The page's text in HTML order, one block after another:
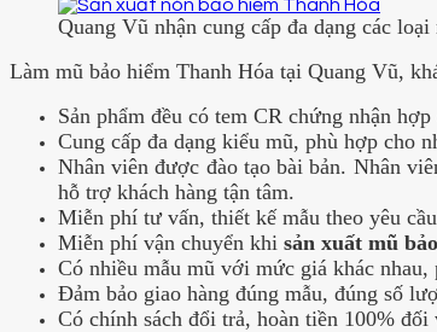
Quang Vũ nhận cung cấp đa dạng các
Làm mũ bảo hiểm Thanh Hóa tại Quang Vũ,
Sản phẩm đều có tem CR chứng nhận
Cung cấp đa dạng kiểu mũ, phù hợp cho
Nhân viên được đào tạo bài bản. Nhân
hỗ trợ khách hàng tận tâm.
Miễn phí tư vấn, thiết kế mẫu theo yêu
Miễn phí vận chuyển khi sản xuất mũ
Có nhiều mẫu mũ với mức giá khác
Đảm bảo giao hàng đúng mẫu, đúng số
Có chính sách đổi trả, hoàn tiền 100%